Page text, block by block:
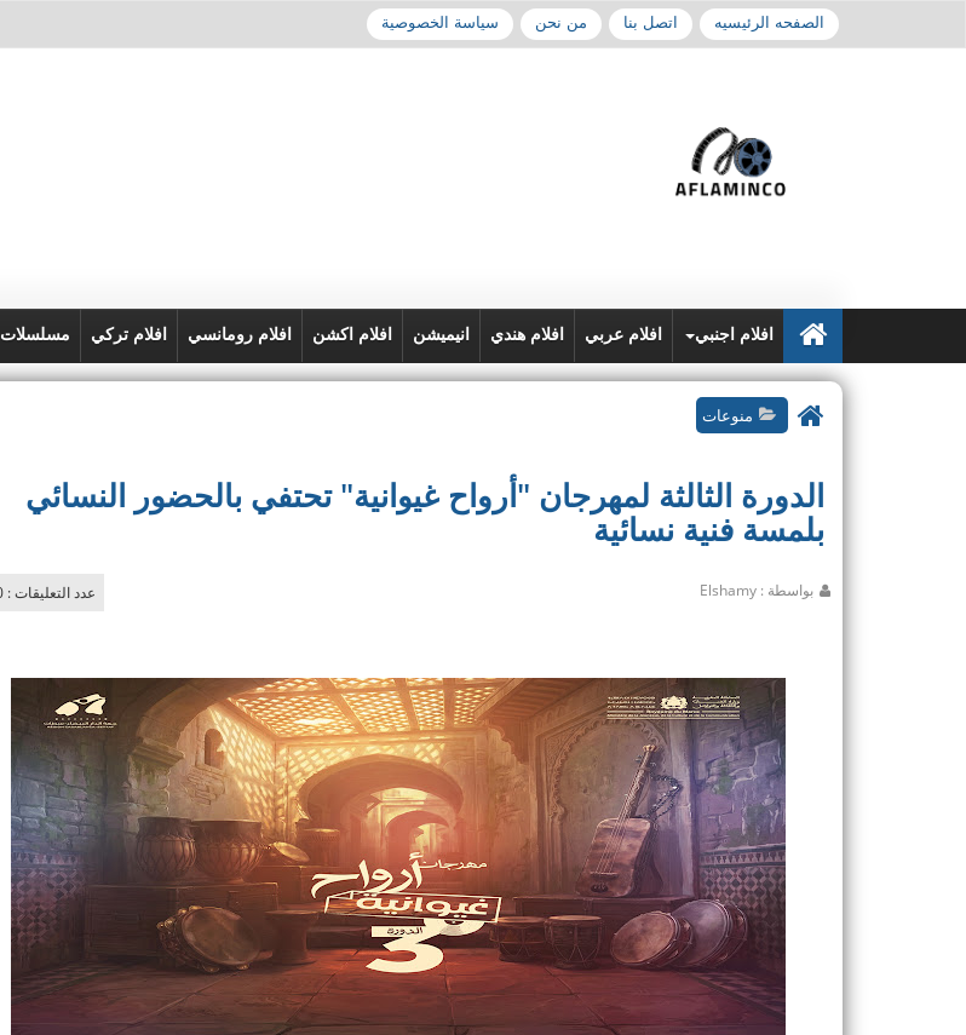
الصفحه الرئيسيه اتصل بنا من نحن سياسة الخصوصية
افلام اجنبي افلام عربي افلام هندي انيميشن افلام اكشن افلام رومانسي افلام تركي مسلسلات
منوعات
الدورة الثالثة لمهرجان "أرواح غيوانية" تحتفي بالحضور النسائي
بلمسة فنية نسائية
عدد التعليقات : 0 بواسطة : Elshamy